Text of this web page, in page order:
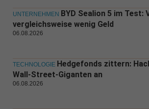
UNTERNEHMEN BYD Sealion 5 im Test:
vergleichsweise wenig Geld
06.08.2026
TECHNOLOGIE Hedgefonds zittern:
Wall-Street-Giganten an
06.08.2026